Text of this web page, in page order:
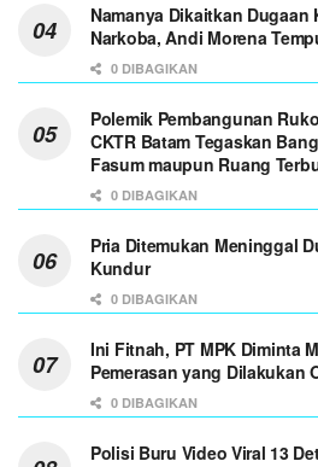
Namanya Dikaitkan
Narkoba, Andi Morena
0 DIBAGIKAN
Polemik Pembangunan
CKTR Batam Tegaskan
Fasum maupun Ruang
0 DIBAGIKAN
Pria Ditemukan Meninggal
Kundur
0 DIBAGIKAN
Ini Fitnah, PT MPK Diminta
Pemerasan yang Dilakukan
0 DIBAGIKAN
Polisi Buru Video Viral 13